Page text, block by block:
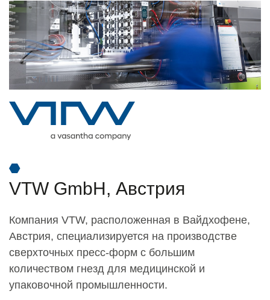
VTW GmbH, Австрия
Компания VTW, расположенная в Вайдхофене,
Австрия, специализируется на производстве
сверхточных пресс-форм с большим
количеством гнезд для медицинской и
упаковочной промышленности.